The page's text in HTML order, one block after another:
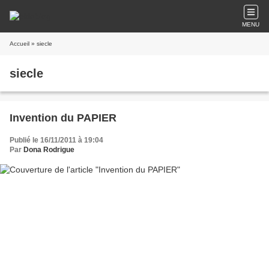
MENU
Accueil » siecle
siecle
Invention du PAPIER
Publié le 16/11/2011 à 19:04
Par Dona Rodrigue